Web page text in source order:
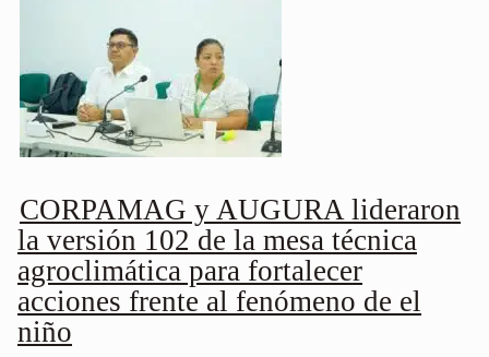
CORPAMAG y AUGURA lideraron
la versión 102 de la mesa técnica
agroclimática para fortalecer
acciones frente al fenómeno de el
niño